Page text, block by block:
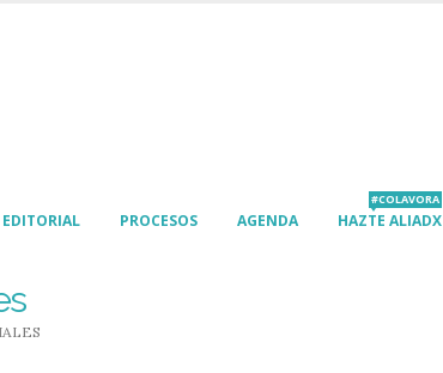
EDITORIAL PROCESOS AGENDA HAZTE ALIADX
#COLAVORA